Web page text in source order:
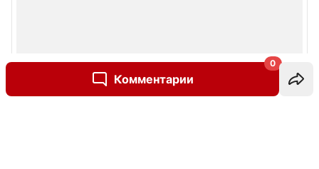
Комментарии
0